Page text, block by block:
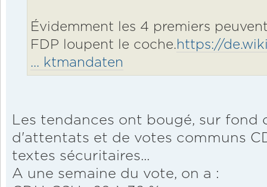
Évidemment les 4 premiers
FDP loupent le coche.https://
... ktmandaten
Les tendances ont bougé, sur fond
d'attentats et de votes communs
textes sécuritaires...
A une semaine du vote, on a :